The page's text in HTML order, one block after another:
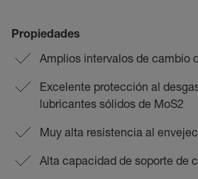
Propiedades
Amplios intervalos de cambio
Excelente protección al
lubricantes sólidos de MoS2
Muy alta resistencia al
Alta capacidad de soporte de